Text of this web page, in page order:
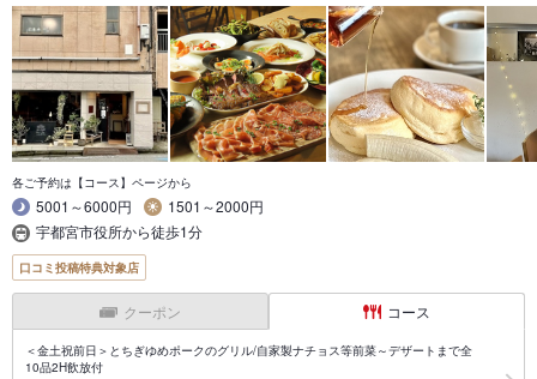
各ご予約は【コース】ページから
5001～6000円
1501～2000円
宇都宮市役所から徒歩1分
口コミ投稿特典対象店
クーポン コース
＜金土祝前日＞とちぎゆめポークのグリル/自家製ナチョス等前菜～デザートまで全
10品2H飲放付